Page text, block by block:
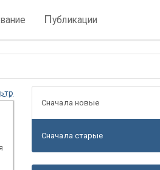
Публикации
Сначала новые
Сначала старые